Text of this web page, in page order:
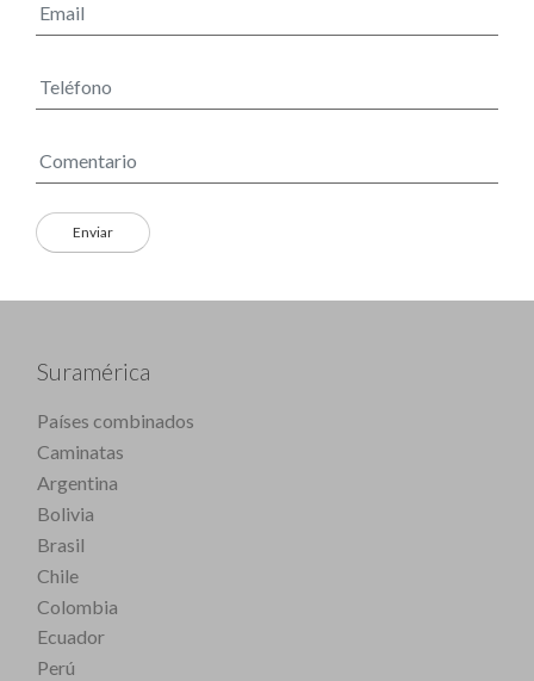
Suramérica
Países combinados
Caminatas
Argentina
Bolivia
Brasil
Chile
Colombia
Ecuador
Perú